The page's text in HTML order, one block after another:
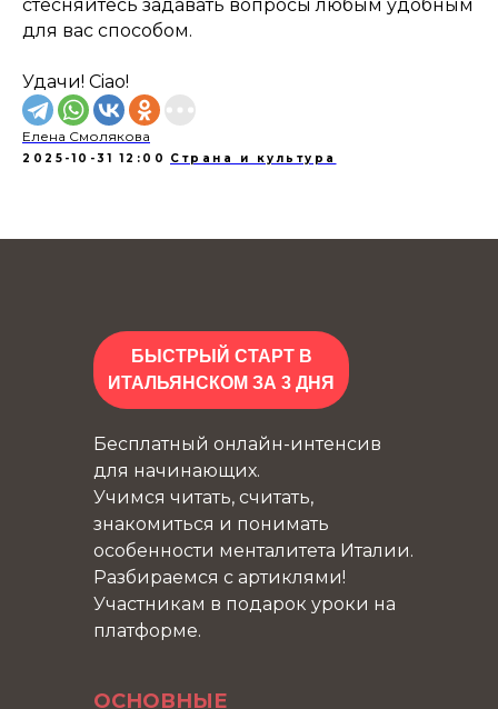
стесняйтесь задавать вопросы любым удобным
для вас способом.
Удачи! Ciao!
Елена Смолякова
2025-10-31 12:00 Страна и культура
БЫСТРЫЙ СТАРТ В
ИТАЛЬЯНСКОМ ЗА 3 ДНЯ
ОСНОВНЫЕ
Бесплатный онлайн-интенсив
для начинающих.
Учимся читать, считать,
знакомиться и понимать
особенности менталитета Италии.
Разбираемся с артиклями!
Участникам в подарок уроки на
платформе.